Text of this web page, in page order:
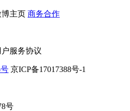
博主页 商务合作
户服务协议
京ICP备17017388号-1
号